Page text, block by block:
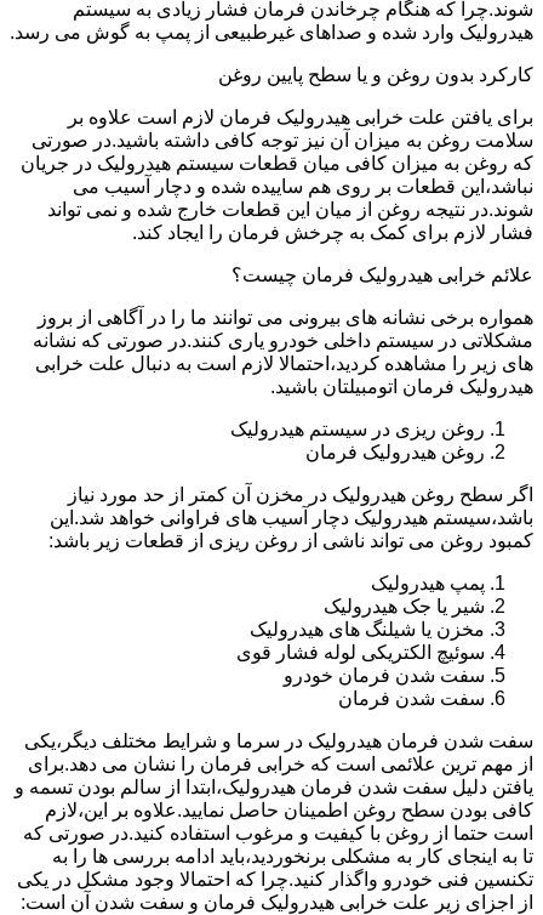
شوند.چرا که هنگام چرخاندن فرمان فشار زیادی به سیستم
هیدرولیک وارد شده و صداهای غیرطبیعی از پمپ به گوش می رسد.
کارکرد بدون روغن و یا سطح پایین روغن
برای یافتن علت خرابی هیدرولیک فرمان لازم است علاوه بر
سلامت روغن به میزان آن نیز توجه کافی داشته باشید.در صورتی
که روغن به میزان کافی میان قطعات سیستم هیدرولیک در جریان
نباشد،این قطعات بر روی هم ساییده شده و دچار آسیب می
شوند.در نتیجه روغن از میان این قطعات خارج شده و نمی تواند
فشار لازم برای کمک به چرخش فرمان را ایجاد کند.
علائم خرابی هیدرولیک فرمان چیست؟
همواره برخی نشانه های بیرونی می توانند ما را در آگاهی از بروز
مشکلاتی در سیستم داخلی خودرو یاری کنند.در صورتی که نشانه
های زیر را مشاهده کردید،احتمالا لازم است به دنبال علت خرابی
هیدرولیک فرمان اتومبیلتان باشید.
روغن ریزی در سیستم هیدرولیک
روغن هیدرولیک فرمان
اگر سطح روغن هیدرولیک در مخزن آن کمتر از حد مورد نیاز
باشد،سیستم هیدرولیک دچار آسیب های فراوانی خواهد شد.این
کمبود روغن می تواند ناشی از روغن ریزی از قطعات زیر باشد:
پمپ هیدرولیک
شیر یا جک هیدرولیک
مخزن یا شیلنگ های هیدرولیک
سوئیچ الکتریکی لوله فشار قوی
سفت شدن فرمان خودرو
سفت شدن فرمان
سفت شدن فرمان هیدرولیک در سرما و شرایط مختلف دیگر،یکی
از مهم ترین علائمی است که خرابی فرمان را نشان می دهد.برای
یافتن دلیل سفت شدن فرمان هیدرولیک،ابتدا از سالم بودن تسمه و
کافی بودن سطح روغن اطمینان حاصل نمایید.علاوه بر این،لازم
است حتما از روغن با کیفیت و مرغوب استفاده کنید.در صورتی که
تا به اینجای کار به مشکلی برنخوردید،باید ادامه بررسی ها را به
تکنسین فنی خودرو واگذار کنید.چرا که احتمالا وجود مشکل در یکی
از اجزای زیر علت خرابی هیدرولیک فرمان و سفت شدن آن است: